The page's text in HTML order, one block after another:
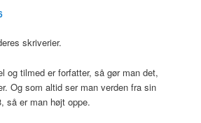
skriverier.
og tilmed er forfatter, så gør man det,
Og som altid ser man verden fra sin
så er man højt oppe.